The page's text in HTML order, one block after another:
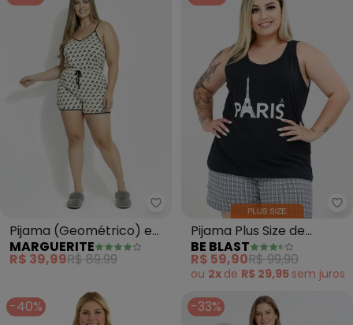
Marguerite - Pijama
Pijama (Geométrico) em
Malha de Algodão
MARGUERITE
R$ 39,99R$ 89,99
Pijama Plus Size de
Algodão Paris
Estampado(Preto)
BE BLAST
R$ 59,90R$ 99,90
ou 2x de R$ 29,95 sem juros
-40% -33%